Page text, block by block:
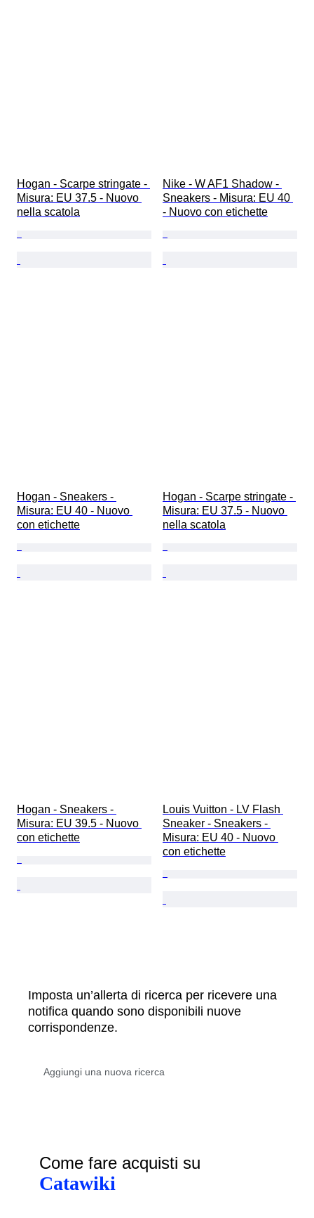
Hogan - Scarpe stringate -
Misura: EU 37.5 - Nuovo
nella scatola
Nike - W AF1 Shadow -
Sneakers - Misura: EU 40
- Nuovo con etichette
Hogan - Sneakers -
Misura: EU 40 - Nuovo
con etichette
Hogan - Scarpe stringate -
Misura: EU 37.5 - Nuovo
nella scatola
Hogan - Sneakers -
Misura: EU 39.5 - Nuovo
con etichette
Louis Vuitton - LV Flash
Sneaker - Sneakers -
Misura: EU 40 - Nuovo
con etichette
Imposta un’allerta di ricerca per ricevere una
notifica quando sono disponibili nuove
corrispondenze.
Come fare acquisti su
Catawiki